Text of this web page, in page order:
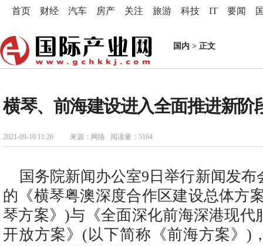
首页 财经 汽车 房产 关注 旅游 科技 IT 要闻
国内 > 正文
横琴、前海建设进入全面推进新阶
2021-09-10 11:26 来源：网络 阅读量：5164
国务院新闻办公室9日举行新闻发
的《横琴粤澳深度合作区建设总体方
琴方案》)与《全面深化前海深港现代
开放方案》(以下简称《前海方案》)